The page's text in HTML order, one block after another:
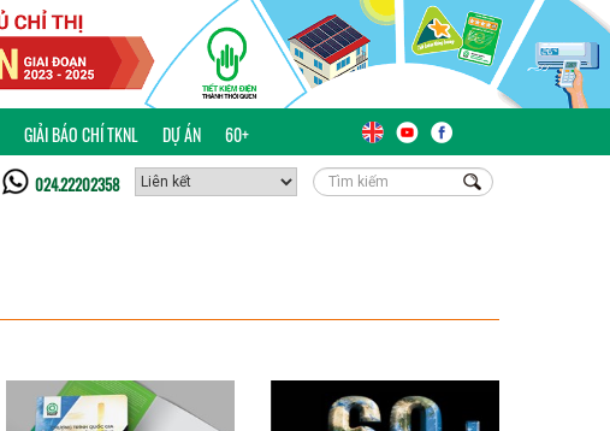
GIẢI BÁO CHÍ TKNL DỰ ÁN 60+
024.22202358